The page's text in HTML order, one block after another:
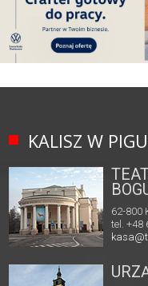
KALISZ W
62-800
tel. +48